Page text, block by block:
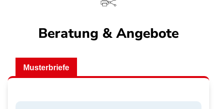
Beratung & Angebote
Musterbriefe